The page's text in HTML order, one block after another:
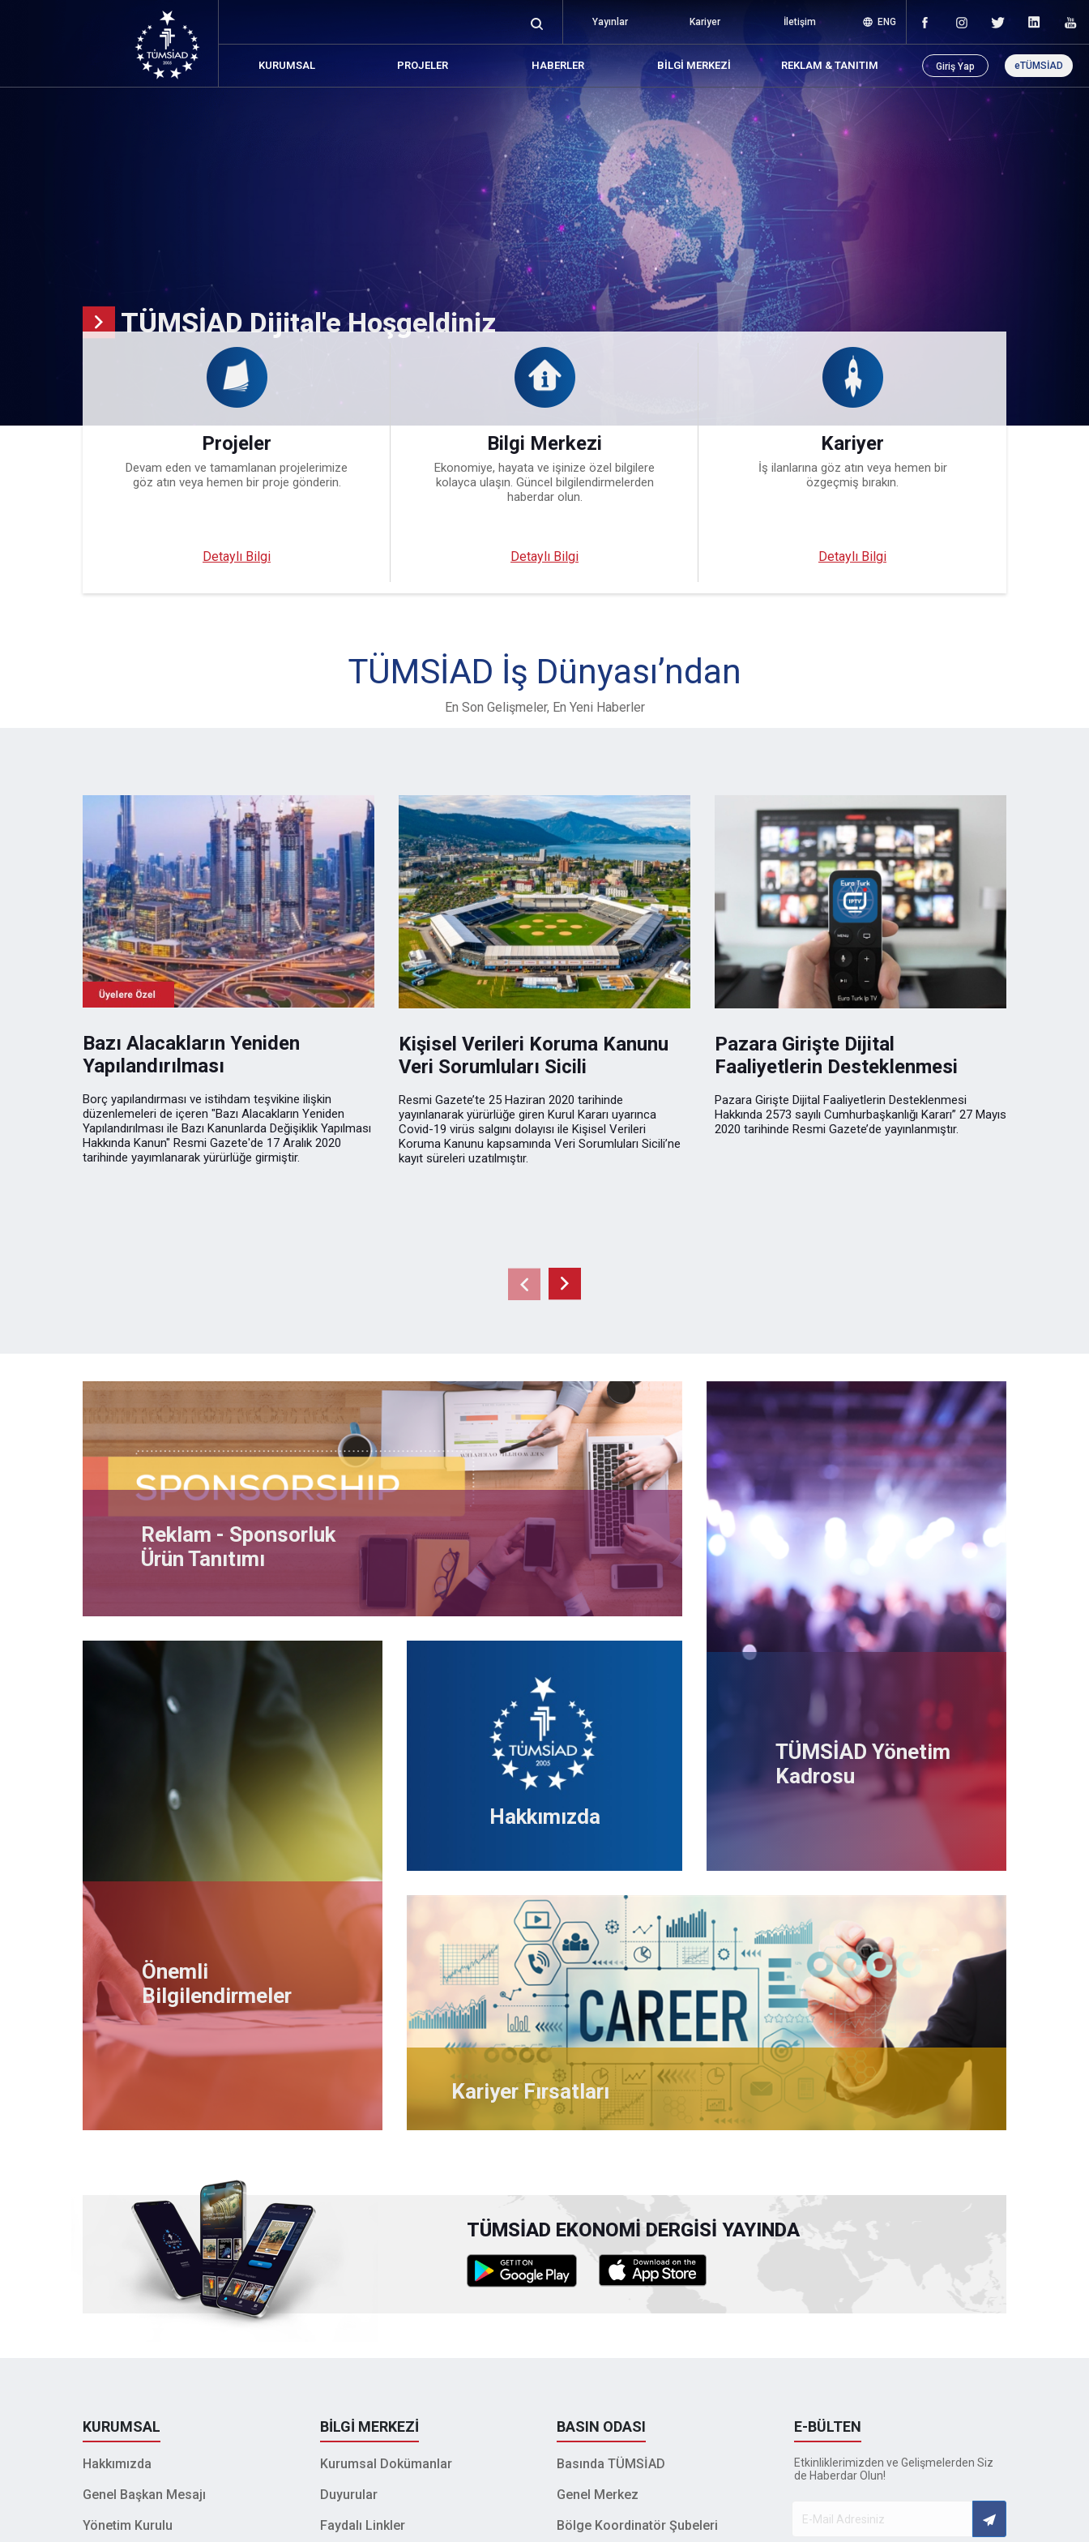
Yayınlar Kariyer İletişim ENG
KURUMSAL PROJELER HABERLER BILGI MERKEZI REKLAM & TANITIM Giriş Yap eTÜMSİAD
TÜMSİAD Dijital'e Hoşgeldiniz
Projeler
Devam eden ve tamamlanan projelerimize
göz atın veya hemen bir proje gönderin.
Detaylı Bilgi
Bilgi Merkezi
Ekonomiye, hayata ve işinize özel bilgilere
kolayca ulaşın. Güncel bilgilendirmelerden
haberdar olun.
Detaylı Bilgi
Kariyer
İş ilanlarına göz atın veya hemen bir
özgeçmiş bırakın.
Detaylı Bilgi
TÜMSİAD İş Dünyası’ndan
En Son Gelişmeler, En Yeni Haberler
Bazı Alacakların Yeniden
Yapılandırılması
Borç yapılandırması ve istihdam teşvikine ilişkin
düzenlemeleri de içeren "Bazı Alacakların Yeniden
Yapılandırılması ile Bazı Kanunlarda Değişiklik Yapılması
Hakkında Kanun" Resmi Gazete'de 17 Aralık 2020
tarihinde yayımlanarak yürürlüğe girmiştir.
Kişisel Verileri Koruma Kanunu
Veri Sorumluları Sicili
Resmi Gazete’te 25 Haziran 2020 tarihinde
yayınlanarak yürürlüğe giren Kurul Kararı uyarınca
Covid-19 virüs salgını dolayısı ile Kişisel Verileri
Koruma Kanunu kapsamında Veri Sorumluları Sicili’ne
kayıt süreleri uzatılmıştır.
Pazara Girişte Dijital
Faaliyetlerin Desteklenmesi
Pazara Girişte Dijital Faaliyetlerin Desteklenmesi
Hakkında 2573 sayılı Cumhurbaşkanlığı Kararı” 27 Mayıs
2020 tarihinde Resmi Gazete’de yayınlanmıştır.
Reklam - Sponsorluk
Ürün Tanıtımı
TÜMSİAD Yönetim
Kadrosu
Önemli
Bilgilendirmeler
Hakkımızda
Kariyer Fırsatları
TÜMSİAD EKONOMİ DERGİSİ YAYINDA
KURUMSAL
Hakkımızda
Genel Başkan Mesajı
Yönetim Kurulu
BİLGİ MERKEZİ
Kurumsal Dokümanlar
Duyurular
Faydalı Linkler
BASIN ODASI
Basında TÜMSİAD
Genel Merkez
Bölge Koordinatör Şubeleri
E-BÜLTEN
Etkinliklerimizden ve Gelişmelerden Siz
de Haberdar Olun!